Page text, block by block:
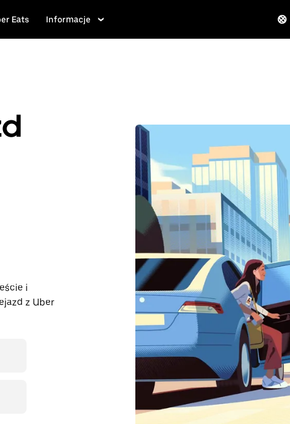
Eats Informacje
i
z Uber